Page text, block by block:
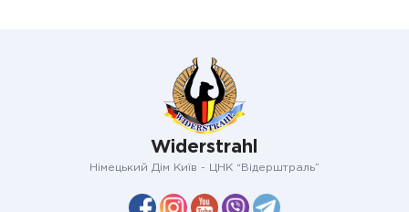
Widerstrahl
Німецький Дім Київ - ЦНК “Відерштраль”